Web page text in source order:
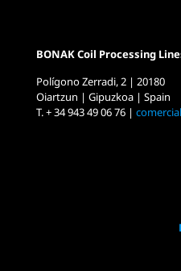
BONAK Coil Processing
Polígono Zerradi, 2 | 20180
Oiartzun | Gipuzkoa | Spain
T. + 34 943 49 06 76 |